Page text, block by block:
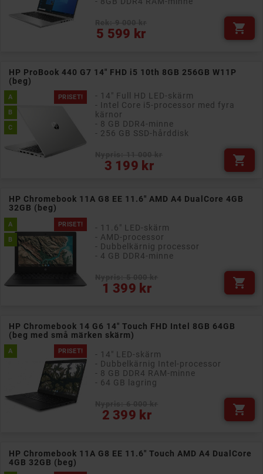
5 599 kr
Pris 
HP ProBook 440 G7 14" FHD i5 10th 8GB 256GB W11P
(beg)
PRISET!
A
B
C
- 14" Full HD LED-skärm
- Intel Core i5-processor med fyra
kärnor
- 8 GB DDR4-minne
- 256 GB SSD-hårddisk
3 199 kr
Pris 
HP Chromebook 11A G8 EE 11.6" AMD A4 DualCore 4GB
32GB (beg)
PRISET!
A
B
- 11.6" LED-skärm
- AMD-processor
- Dubbelkärnig processor
- 4 GB DDR4-minne
1 399 kr
Pris 
HP Chromebook 14 G6 14" Touch FHD Intel 8GB 64GB
(beg med små märken skärm)
PRISET!
A
- 14" LED-skärm
- Dubbelkärnig Intel-processor
- 8 GB DDR4 RAM-minne
- 64 GB lagring
2 399 kr
Pris 
HP Chromebook 11A G8 EE 11.6" Touch AMD A4 DualCore
4GB 32GB (beg)